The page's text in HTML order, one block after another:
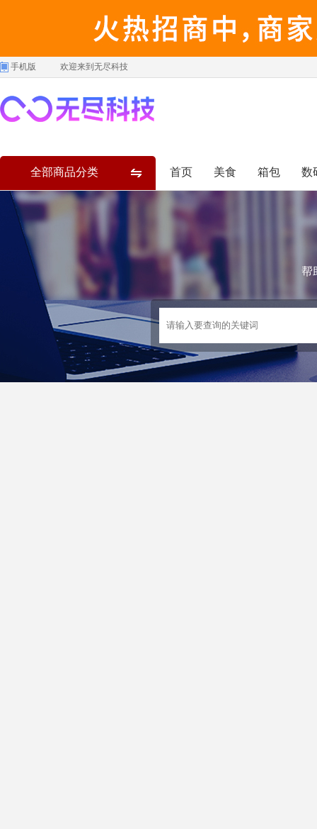
手机版 欢迎来到无尽科技
全部商品分类 首页 美食 箱包 数
帮